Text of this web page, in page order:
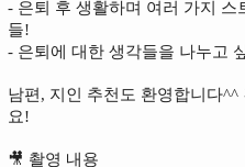
- 은퇴 후 생활하며 여러 가지
들!
- 은퇴에 대한 생각들을 나누고
남편, 지인 추천도 환영합니다^^
요!
🎥 촬영 내용